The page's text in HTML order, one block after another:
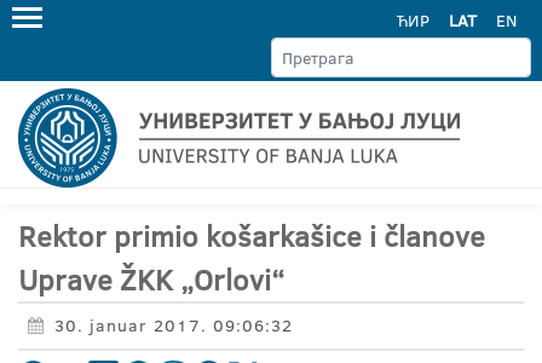
ЋИР LAT EN
Rektor primio košarkašice i članove
Uprave ŽKK „Orlovi“
30. januar 2017. 09:06:32